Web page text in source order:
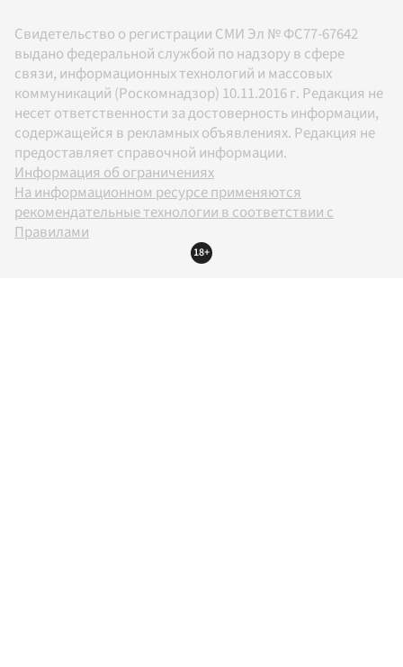
Свидетельство о регистрации СМИ Эл № ФС77-67642
выдано федеральной службой по надзору в сфере
связи, информационных технологий и массовых
коммуникаций (Роскомнадзор) 10.11.2016 г. Редакция не
несет ответственности за достоверность информации,
содержащейся в рекламных объявлениях. Редакция не
предоставляет справочной информации.
Информация об ограничениях
На информационном ресурсе применяются
рекомендательные технологии в соответствии с
Правилами
18+